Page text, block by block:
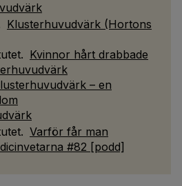
Klusterhuvudvärk (Hortons
Kvinnor hårt drabbade
– en
Varför får man
#82 [podd]